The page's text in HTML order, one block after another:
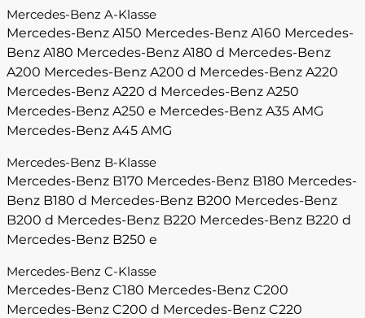
Mercedes-Benz A-Klasse
Mercedes-Benz A150 Mercedes-Benz A160 Mercedes-
Benz A180 Mercedes-Benz A180 d Mercedes-Benz
A200 Mercedes-Benz A200 d Mercedes-Benz A220
Mercedes-Benz A220 d Mercedes-Benz A250
Mercedes-Benz A250 e Mercedes-Benz A35 AMG
Mercedes-Benz A45 AMG
Mercedes-Benz B-Klasse
Mercedes-Benz B170 Mercedes-Benz B180 Mercedes-
Benz B180 d Mercedes-Benz B200 Mercedes-Benz
B200 d Mercedes-Benz B220 Mercedes-Benz B220 d
Mercedes-Benz B250 e
Mercedes-Benz C-Klasse
Mercedes-Benz C180 Mercedes-Benz C200
Mercedes-Benz C200 d Mercedes-Benz C220